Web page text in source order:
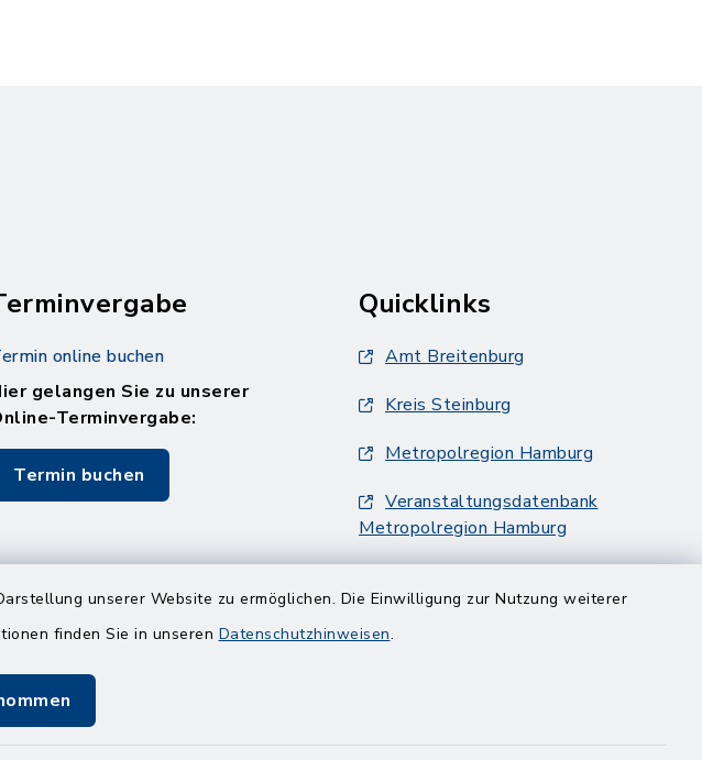
unserer Website zu ermöglichen. Die Einwilligung zur Nutzung weiterer
finden Sie in unseren Datenschutzhinweisen.
online buchen
gelangen Sie zu unserer
Terminvergabe:
Termin buchen
Quicklinks
Amt Breitenburg
Kreis Steinburg
Metropolregion Hamburg
Veranstaltungsdatenbank
Metropolregion Hamburg